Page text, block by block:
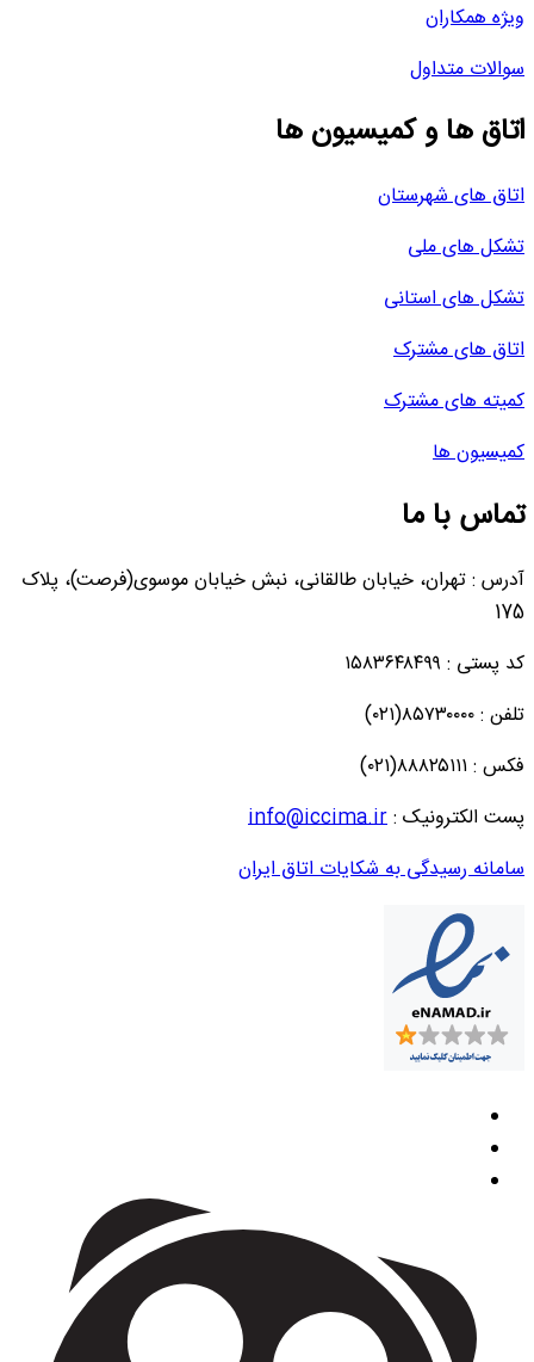
ویژه همکاران
سوالات متداول
اتاق ها و کمیسیون ها
اتاق های شهرستان
تشکل های ملی
تشکل های استانی
اتاق های مشترک
کمیته های مشترک
کمیسیون ها
تماس با ما
آدرس : تهران، خیابان طالقانی، نبش خیابان موسوی(فرصت)، پلاک
175
کد پستی : ۱۵۸۳۶۴۸۴۹۹
تلفن : ۸۵۷۳۰۰۰۰(۰۲۱)
فکس : ۸۸۸۲۵۱۱۱(۰۲۱)
پست الکترونیک :info@iccima.ir
سامانه رسیدگی به شکایات اتاق ایران